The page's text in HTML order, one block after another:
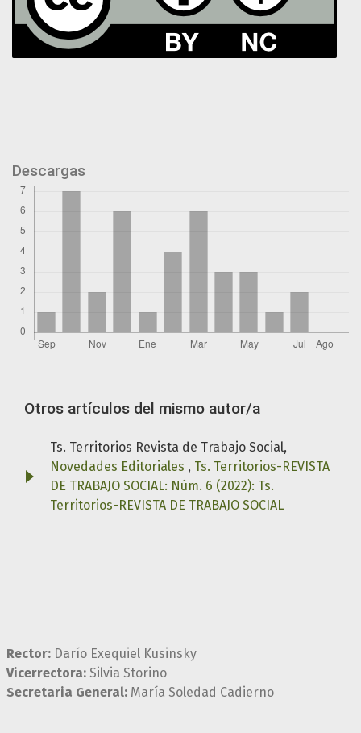
Descargas
Otros artículos del mismo autor/a
Ts. Territorios Revista de Trabajo Social,
Novedades Editoriales , Ts. Territorios-REVISTA
DE TRABAJO SOCIAL: Núm. 6 (2022): Ts.
Territorios-REVISTA DE TRABAJO SOCIAL
Rector: Darío Exequiel Kusinsky
Vicerrectora: Silvia Storino
Secretaria General: María Soledad Cadierno